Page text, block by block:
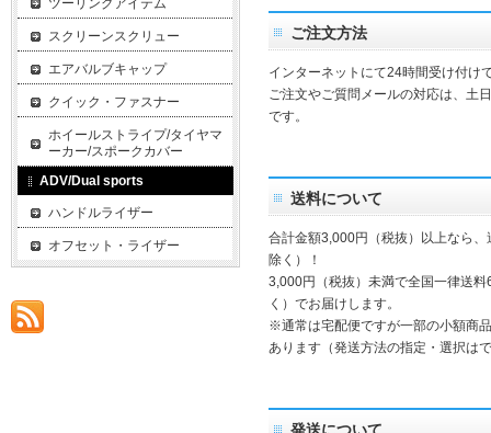
ご注文方法
インターネットにて24時間受け付け
ご注文やご質問メールの対応は、土
です。
送料について
合計金額3,000円（税抜）以上なら
除く）！
3,000円（税抜）未満で全国一律送
く）でお届けします。
※通常は宅配便ですが一部の小額商
あります（発送方法の指定・選択は
ツーリングアイテム
スクリーンスクリュー
エアバルブキャップ
クイック・ファスナー
ホイールストライプ/タイヤマ
ーカー/スポークカバー
ADV/Dual sports
ハンドルライザー
オフセット・ライザー